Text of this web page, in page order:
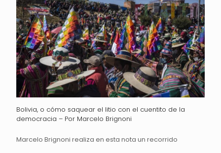
Bolivia, o cómo saquear el litio con el cuentito de la
democracia – Por Marcelo Brignoni
Marcelo Brignoni realiza en esta nota un recorrido